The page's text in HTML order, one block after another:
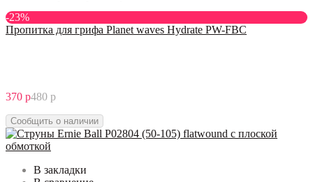
-23%
Пропитка для грифа Planet waves Hydrate PW-FBC
370 р480 р
Сообщить о наличии
В закладки